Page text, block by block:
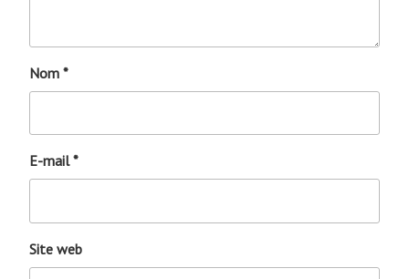
Nom *
E-mail*
Site web